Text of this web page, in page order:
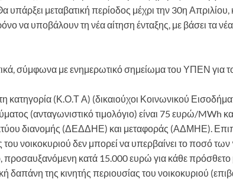
υπάρξει μεταβατική περίοδος μέχρι την 30η Απριλίου,
να υποβάλουν τη νέα αίτηση ένταξης, με βάσει τα
σύμφωνα με ενημερωτικό σημείωμα του ΥΠΕΝ για
κατηγορία (Κ.Ο.Τ Α) (δικαιούχοι Κοινωνικού
(ανταγωνιστικό τιμολόγιο) είναι 75 ευρώ/MWh
διανομής (ΔΕΔΔΗΕ) και μεταφοράς (ΑΔΜΗΕ).
του νοικοκυριού δεν μπορεί να υπερβαίνει το ποσό
προσαυξανόμενη κατά 15.000 ευρώ για κάθε
δαπάνη της κινητής περιουσίας του νοικοκυριού